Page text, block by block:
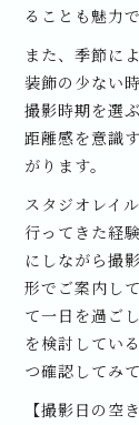
ることも魅力で
また、季節に
装飾の少ない
撮影時期を選
距離感を意識
がります。
スタジオレイ
行ってきた経
にしながら撮
形でご案内し
て一日を過ご
を検討してい
つ確認してみ
【撮影日の空